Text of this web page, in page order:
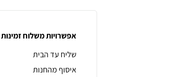
אפשרויות משלוח זמינות
שליח עד הבית
איסוף מהחנות